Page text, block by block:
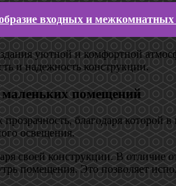
входных и межкомнатных
уютной и комфортной
и надежность конструкции.
помещений
благодаря которой
освещения.
своей конструкции. В
помещения. Это позволяет